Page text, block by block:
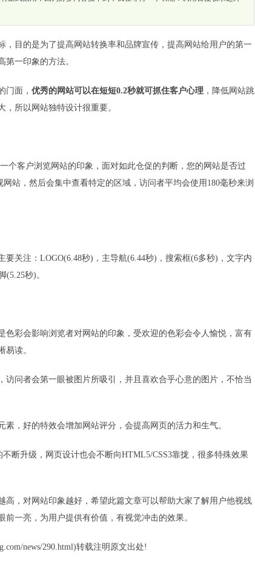
，目的是为了提高网站转换率和品牌宣传，提高网站给用户的第一
第一印象的方法。
门面， 优秀的网站可以在短短0.2秒就可抓住客户心理 ，降低网站跳
所以网站独特设计很重要。
个客户浏览网站的印象，面对如此仓促的判断，您的网站是否过
站，然后会集中查看特定的区域，访问者平均会使用180毫秒来浏
关注：LOGO(6.48秒)，主导航(6.44秒)，搜索框(6多秒)，文字内
(5.25秒)。
色彩会影响浏览者对网站的印象，受欢迎的色彩会令人愉悦，富有
易读。
访问者会第一眼被图片所吸引，并且喜欢合乎心意的图片，不恰当
，好的特效会增加网站评分，会提高网页的活力和生气。
断升级，网页设计也会不断向HTML5/CSS3靠拢，很多特殊效果
高，对网站印象越好，希望此篇文章可以帮助大家了解用户他视线
一亮，为用户提供有价值，有视觉冲击的效果。
news/290.html)转载注明原文出处!